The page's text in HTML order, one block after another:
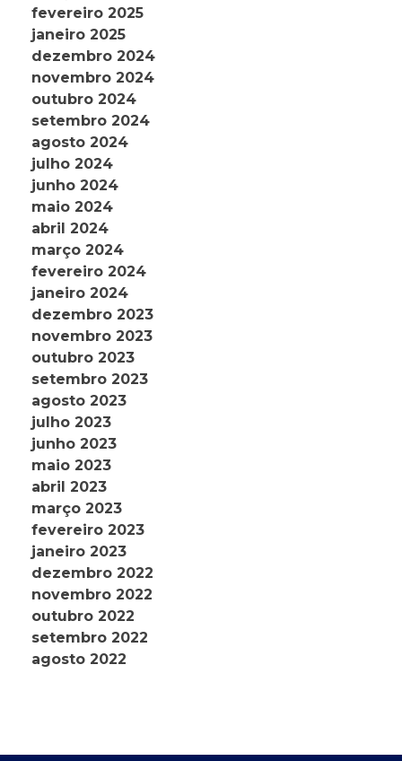
fevereiro 2025
janeiro 2025
dezembro 2024
novembro 2024
outubro 2024
setembro 2024
agosto 2024
julho 2024
junho 2024
maio 2024
abril 2024
março 2024
fevereiro 2024
janeiro 2024
dezembro 2023
novembro 2023
outubro 2023
setembro 2023
agosto 2023
julho 2023
junho 2023
maio 2023
abril 2023
março 2023
fevereiro 2023
janeiro 2023
dezembro 2022
novembro 2022
outubro 2022
setembro 2022
agosto 2022